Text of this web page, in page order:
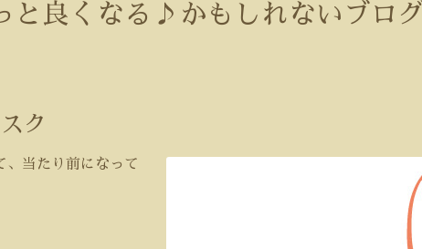
と良くなる♪かもしれないブログ
ク
、当たり前になって